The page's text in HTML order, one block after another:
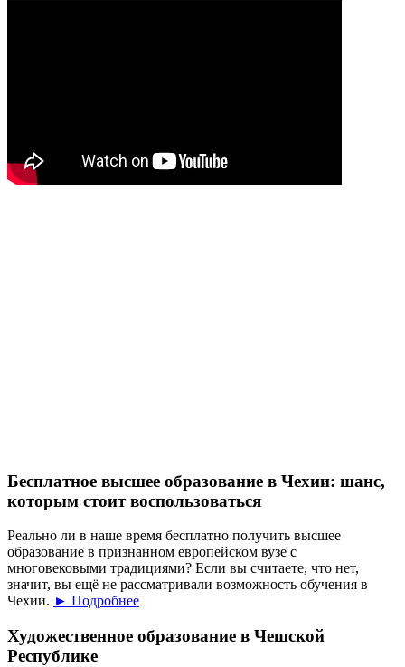
Бесплатное высшее образование в Чехии: шанс,
которым стоит воспользоваться
Реально ли в наше время бесплатно получить высшее
образование в признанном европейском вузе с
многовековыми традициями? Если вы считаете, что нет,
значит, вы ещё не рассматривали возможность обучения в
Чехии. ► Подробнее
Художественное образование в Чешской
Республике